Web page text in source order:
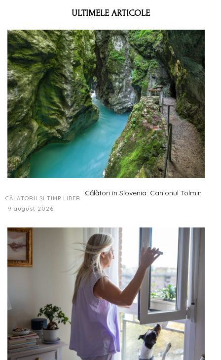
ULTIMELE ARTICOLE
CĂLĂTORII ȘI TIMP LIBER
Călători în Slovenia: Canionul Tolmin
9 august 2026